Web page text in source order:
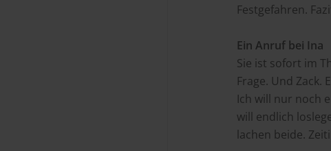
Festgefahren.
Ein Anruf bei Ina
Sie ist sofort im
Frage. Und Zack.
Ich will nur noch
will endlich
lachen beide.